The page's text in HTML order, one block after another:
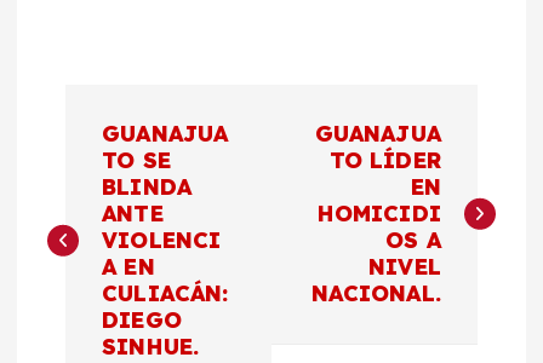
v
GUANAJUA
TO SE
BLINDA
ANTE
VIOLENCI
A EN
CULIACÁN:
DIEGO
SINHUE.
GUANAJUA
TO LÍDER
EN
HOMICIDI
OS A
NIVEL
NACIONAL.